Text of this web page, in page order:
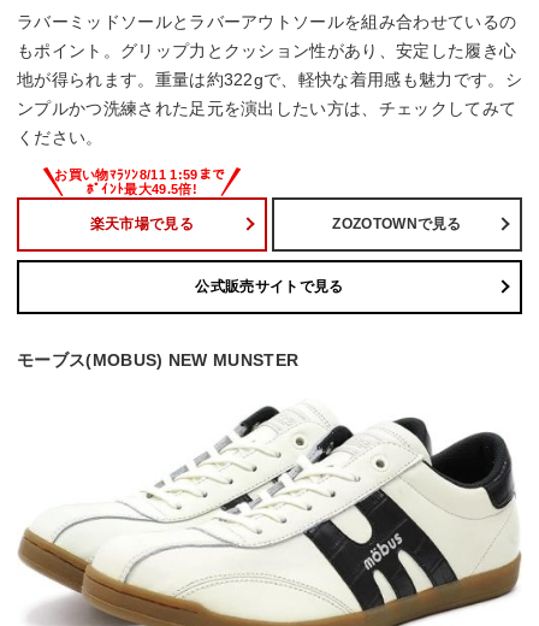
ラバーミッドソールとラバーアウトソールを組み合わせているの
もポイント。グリップ力とクッション性があり、安定した履き心
地が得られます。重量は約322gで、軽快な着用感も魅力です。シ
ンプルかつ洗練された足元を演出したい方は、チェックしてみて
ください。
楽天市場で見る ZOZOTOWNで見る
公式販売サイトで見る
モーブス(MOBUS) NEW MUNSTER